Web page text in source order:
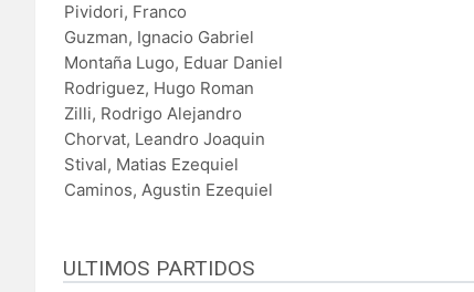
Pividori, Franco
Guzman, Ignacio Gabriel
Montaña Lugo, Eduar Daniel
Rodriguez, Hugo Roman
Zilli, Rodrigo Alejandro
Chorvat, Leandro Joaquin
Stival, Matias Ezequiel
Caminos, Agustin Ezequiel
ULTIMOS PARTIDOS